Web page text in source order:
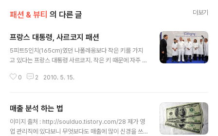
패션 & 뷰티 의 다른 글 더보기
프랑스 대통령, 사르코지 패션
5피트5인치(165cm)였던 나폴레옹보다 작은 키를 가지
고 있다는 프랑스 대통령 사르코지. 작은 키 때문에 자주 언
사르코지 대통령이 어느 공장을 방문했는데, 평소 작은 키
대적으로 덜 작게 보이게 한 것... 엘리제궁 측에서 협조를
구한 것으로 밝혀지면서 사르코지의 입장이 좀 머쓱하게
되었다. 평소 대통령을 보좌하는 인물들이 알아서 좀 신경
0 2 2010. 5. 15.
매출 분석 하는 법
이미지 출처 : http://soulduo.tistory.com/28 제가 영
업 관리직에 있다보니 무엇보다도 매출에 많이 신경을 쓰